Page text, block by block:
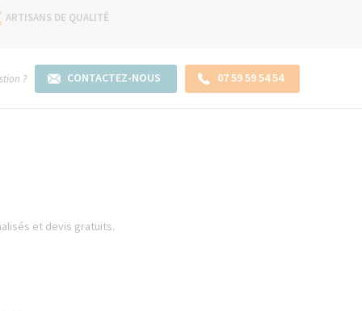
ARTISANS DE QUALITÉ
? CONTACTEZ-NOUS 07 59 59 54 54
et devis gratuits.